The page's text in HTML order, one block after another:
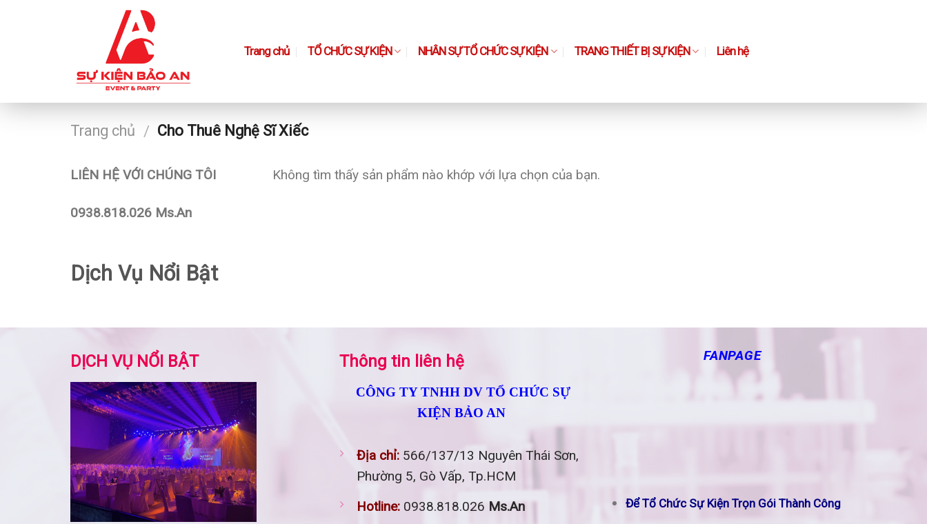
Trang chủ TỔ CHỨC SỰ KIỆN NHÂN SỰ TỔ CHỨC SỰ KIỆN TRANG THIẾT BỊ SỰ KIỆN Liên hệ
Trang chủ / Cho Thuê Nghệ Sĩ Xiếc
LIÊN HỆ VỚI CHÚNG TÔI
0938.818.026 Ms.An
Dịch Vụ Nổi Bật
Không tìm thấy sản phẩm nào khớp với lựa chọn của bạn.
DỊCH VỤ NỔI BẬT Thông tin liên hệ
CÔNG TY TNHH DV TỔ CHỨC SỰ
KIỆN BẢO AN
Địa chỉ: 566/137/13 Nguyên Thái Sơn,
Phường 5, Gò Vấp, Tp.HCM
Hotline: 0938.818.026 Ms.An
FANPAGE
Để Tổ Chức Sự Kiện Trọn Gói Thành Công